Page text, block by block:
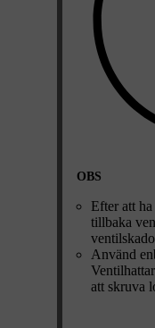
OBS
Efter att
tillbaka
Använd
att skruva